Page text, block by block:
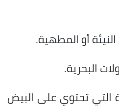
أو المطهية.
البحرية.
التي تحتوي على البيض